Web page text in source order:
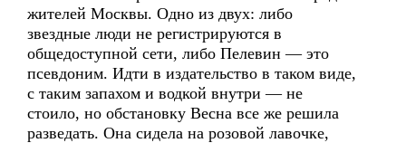
жителей Москвы. Одно из двух: либо
звездные люди не регистрируются в
общедоступной сети, либо Пелевин — это
псевдоним. Идти в издательство в таком виде,
с таким запахом и водкой внутри — не
стоило, но обстановку Весна все же решила
разведать. Она сидела на розовой лавочке,